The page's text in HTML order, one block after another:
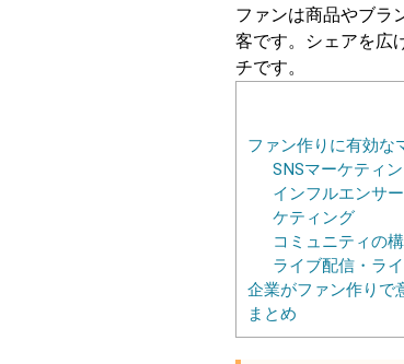
ファンは商品やブラ
客です。シェアを広
チです。
ファン作りに有効な
SNSマーケティ
インフルエンサ
ケティング
コミュニティの
ライブ配信・ラ
企業がファン作りで
まとめ